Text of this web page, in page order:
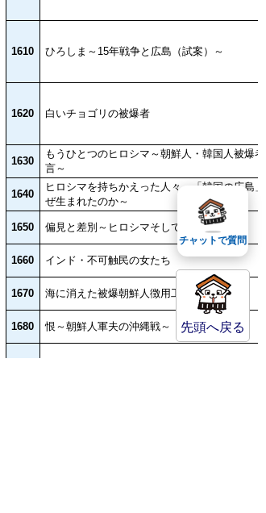
1610 ひろしま～15年戦争と広島（試案）～
1620 白いチョゴリの被爆者
1630
もうひとつのヒロシマ～朝鮮人・韓国人被爆者
言～
1640
ヒロシマを持ちかえった人々～「韓国の広島」
ぜ生まれたのか～
1650 偏見と差別～ヒロシマそして被爆朝鮮人～
1660 インド・不可触民の女たち
1670 海に消えた被爆朝鮮人徴用工鎮魂の海峡
1680 恨～朝鮮人軍夫の沖縄戦～ 先頭へ戻る
チャットで質問